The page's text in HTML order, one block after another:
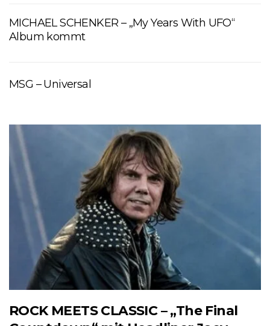
MICHAEL SCHENKER – „My Years With UFO“
Album kommt
MSG – Universal
ROCK MEETS CLASSIC – „The Final